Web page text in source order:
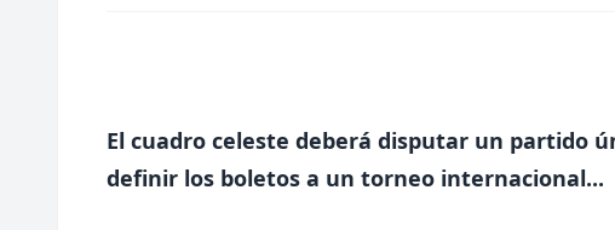
El cuadro celeste deberá disputar un partido
definir los boletos a un torneo internacional...